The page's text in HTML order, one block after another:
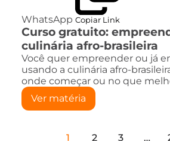
WhatsApp Copiar Link
Curso gratuito:
culinária afro-brasileira
Você quer empreender ou já
usando a culinária afro-
onde começar ou no que
Ver matéria
1 2 3 …